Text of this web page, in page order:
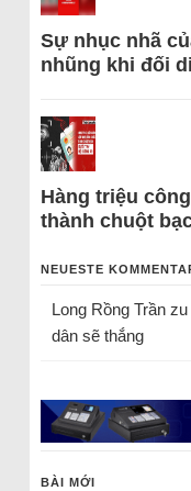
Sự nhục nhã
nhũng khi đối
Hàng triệu
thành chuột
NEUESTE
Long Rồng Trầnzu
dân sẽ thắng
BÀI MỚI